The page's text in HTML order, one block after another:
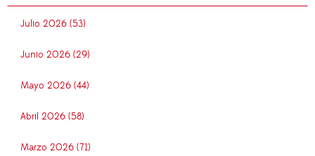
Julio 2026 (53)
Junio 2026 (29)
Mayo 2026 (44)
Abril 2026 (58)
Marzo 2026 (71)